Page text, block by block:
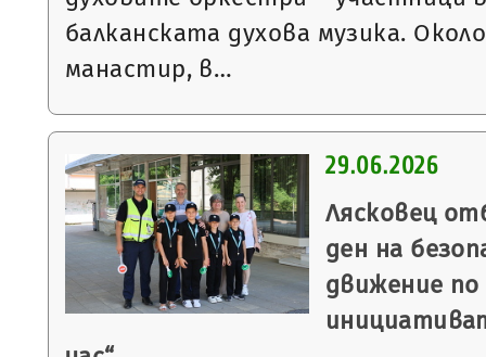
балканската духова музика.
манастир, в…
29.06.2026
Лясковец
ден на
движение